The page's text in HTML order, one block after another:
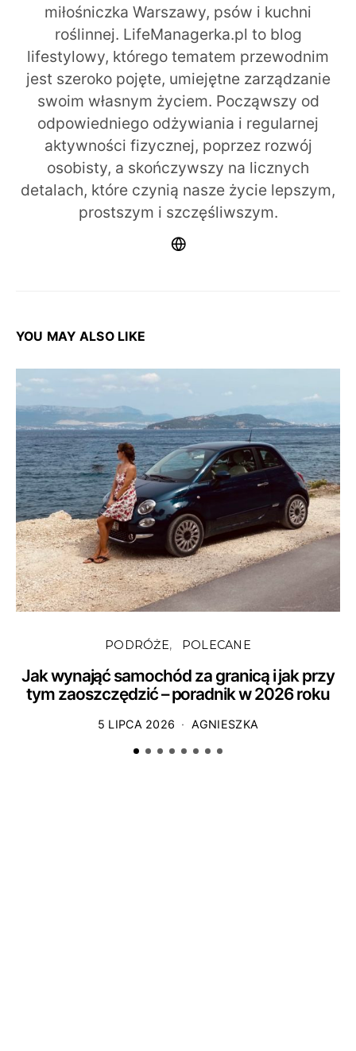
miłośniczka Warszawy, psów i kuchni
roślinnej. LifeManagerka.pl to blog
lifestylowy, którego tematem przewodnim
jest szeroko pojęte, umiejętne zarządzanie
swoim własnym życiem. Począwszy od
odpowiedniego odżywiania i regularnej
aktywności fizycznej, poprzez rozwój
osobisty, a skończywszy na licznych
detalach, które czynią nasze życie lepszym,
prostszym i szczęśliwszym.
YOU MAY ALSO LIKE
PODRÓŻE POLECANE
Jak wynająć samochód za granicą i jak przy
tym zaoszczędzić – poradnik w 2026 roku
5 LIPCA 2026 AGNIESZKA